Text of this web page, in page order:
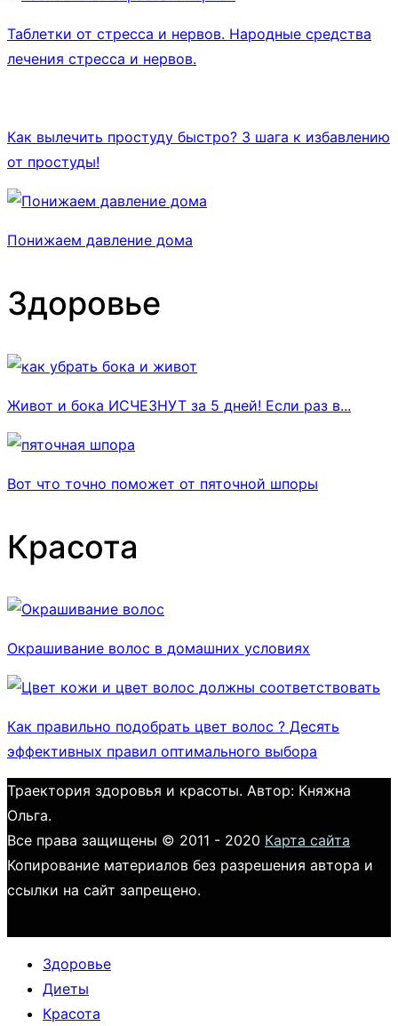
Таблетки от стресса и нервов. Народные средства
лечения стресса и нервов.
Как вылечить простуду быстро? 3 шага к избавлению
от простуды!
Понижаем давление дома
Здоровье
Живот и бока ИСЧЕЗНУТ за 5 дней! Если раз в...
Вот что точно поможет от пяточной шпоры
Красота
Окрашивание волос в домашних условиях
Как правильно подобрать цвет волос ? Десять
эффективных правил оптимального выбора
Траектория здоровья и красоты. Автор: Княжна
Ольга.
Все права защищены © 2011 - 2020 Карта сайта
Копирование материалов без разрешения автора и
ссылки на сайт запрещено.
Здоровье
Диеты
Красота